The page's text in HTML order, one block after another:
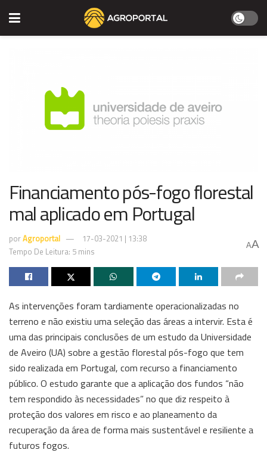
Financiamento pós-fogo florestal
mal aplicado em Portugal
porAgroportal
17-03-2021 | 13:38
Tempo De Leitura: 5 mins
AA
As intervenções foram tardiamente operacionalizadas no
terreno e não existiu uma seleção das áreas a intervir. Esta é
uma das principais conclusões de um estudo da Universidade
de Aveiro (UA) sobre a gestão florestal pós-fogo que tem
sido realizada em Portugal, com recurso a financiamento
público. O estudo garante que a aplicação dos fundos “não
tem respondido às necessidades” no que diz respeito à
proteção dos valores em risco e ao planeamento da
recuperação da área de forma mais sustentável e resiliente a
futuros fogos.